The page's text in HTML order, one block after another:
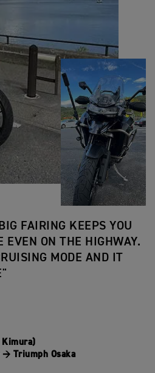
FAIRING KEEPS YOU
EVEN ON THE HIGHWAY.
MODE AND IT
Kimura)
→ Triumph Osaka